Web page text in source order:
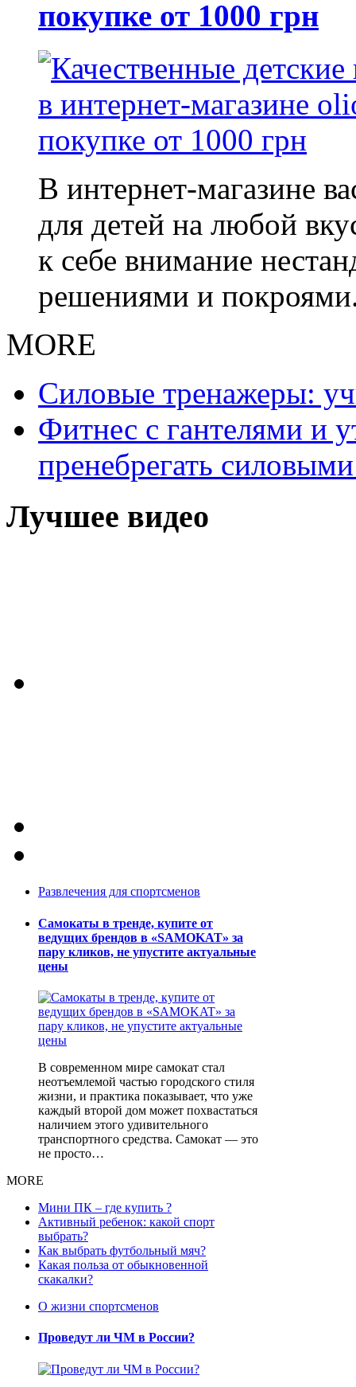
покупке от 1000 грн
В интернет-магазине
для детей на любой
к себе внимание
решениями и
MORE
Силовые тренажеры:
Фитнес с гантелями и
пренебрегать
Лучшее видео
Развлечения для спортсменов
Самокаты в тренде, купите от
ведущих брендов в «SAMOKAT» за
пару кликов, не упустите актуальные
цены
В современном мире самокат стал
неотъемлемой частью городского стиля
жизни, и практика показывает, что уже
каждый второй дом может похвастаться
наличием этого удивительного
транспортного средства. Самокат — это
не просто…
MORE
Мини ПК – где купить ?
Активный ребенок: какой спорт
выбрать?
Как выбрать футбольный мяч?
Какая польза от обыкновенной
скакалки?
О жизни спортсменов
Проведут ли ЧМ в России?